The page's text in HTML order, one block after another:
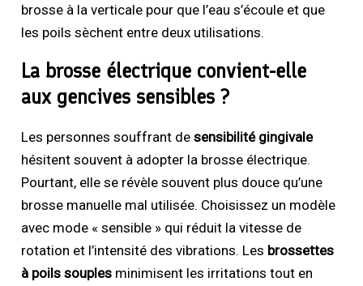
brosse à la verticale pour que l’eau s’écoule et que
les poils sèchent entre deux utilisations.
La brosse électrique convient-elle
aux gencives sensibles ?
Les personnes souffrant desensibilité gingivale
hésitent souvent à adopter la brosse électrique.
Pourtant, elle se révèle souvent plus douce qu’une
brosse manuelle mal utilisée. Choisissez un modèle
avec mode « sensible » qui réduit la vitesse de
rotation et l’intensité des vibrations. Les brossettes
à poils souples minimisent les irritations tout en